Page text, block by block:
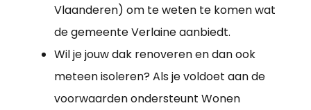
Vlaanderen) om te weten te komen wat
de gemeente Verlaine aanbiedt.
Wil je jouw dak renoveren en dan ook
meteen isoleren? Als je voldoet aan de
voorwaarden ondersteunt Wonen